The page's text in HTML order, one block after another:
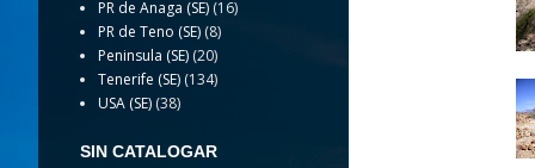
PR de Anaga (SE) (16)
PR de Teno (SE) (8)
Peninsula (SE) (20)
Tenerife (SE) (134)
USA (SE) (38)
SIN CATALOGAR